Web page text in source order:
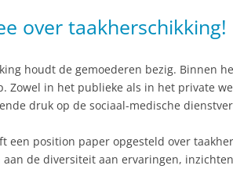
over taakherschikking!
houdt de gemoederen bezig. Binnen
Zowel in het publieke als in het private
druk op de sociaal-medische
een position paper opgesteld over
aan de diversiteit aan ervaringen,